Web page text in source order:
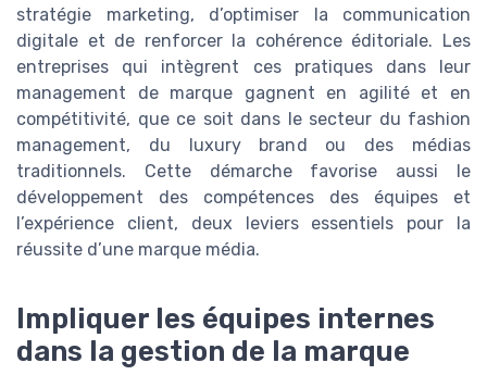
stratégie marketing, d’optimiser la communication
digitale et de renforcer la cohérence éditoriale. Les
entreprises qui intègrent ces pratiques dans leur
management de marque gagnent en agilité et en
compétitivité, que ce soit dans le secteur du fashion
management, du luxury brand ou des médias
traditionnels. Cette démarche favorise aussi le
développement des compétences des équipes et
l’expérience client, deux leviers essentiels pour la
réussite d’une marque média.
Impliquer les équipes internes
dans la gestion de la marque